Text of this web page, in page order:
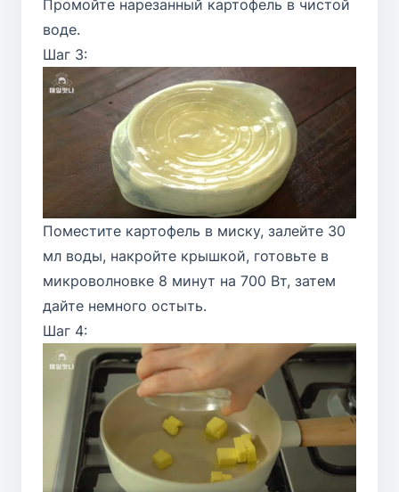
Промойте нарезанный картофель в чистой
воде.
Шаг 3:
Поместите картофель в миску, залейте 30
мл воды, накройте крышкой, готовьте в
микроволновке 8 минут на 700 Вт, затем
дайте немного остыть.
Шаг 4: